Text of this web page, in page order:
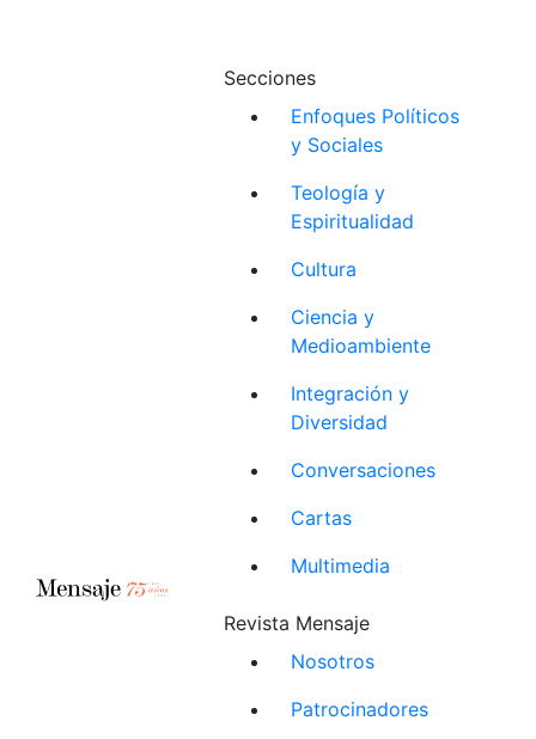
Secciones
Enfoques Políticos
y Sociales
Teología y
Espiritualidad
Cultura
Ciencia y
Medioambiente
Integración y
Diversidad
Conversaciones
Cartas
Multimedia
Revista Mensaje
Nosotros
Patrocinadores